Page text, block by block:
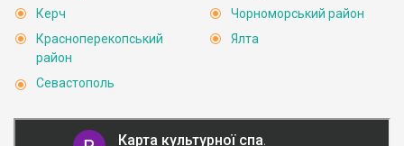
Керч
Красноперекопський
район
Севастополь
Чорноморський район
Ялта